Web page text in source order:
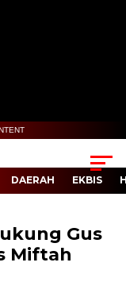
DAERAH EKBIS
Gus
Miftah